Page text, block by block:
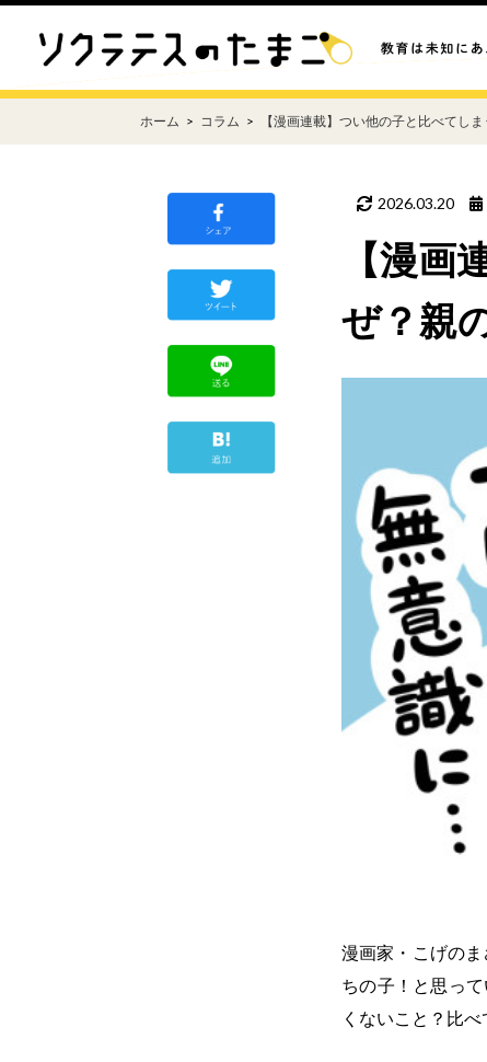
ホーム コラム 【漫画連載】つい他の子と比べてし
2026.03.20
【漫
ぜ？親
漫画家・こげの
ちの子！と思っ
くないこと？比